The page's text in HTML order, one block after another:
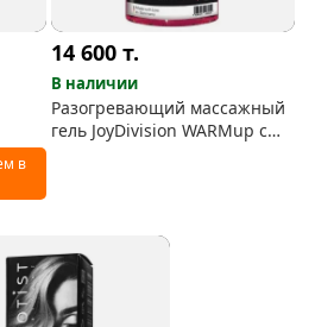
в
14 600т.
В наличии
Разогревающий массажный
гель JoyDivision WARMup с